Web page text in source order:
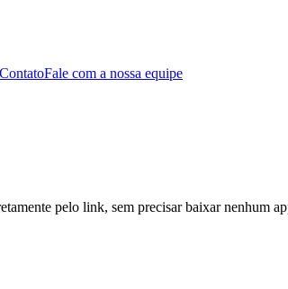
ContatoFale com a nossa equipe
pelo link, sem precisar baixar nenhum